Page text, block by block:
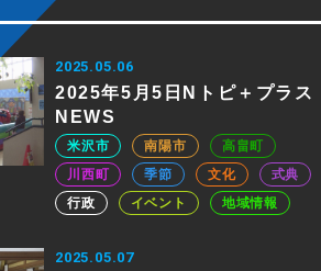
2025.05.06
2025年5月5日Nトピ＋プラス
NEWS
米沢市 南陽市
高畠町
川西町
季節 文化
式典
行政
イベント 地域情報
2025.05.07